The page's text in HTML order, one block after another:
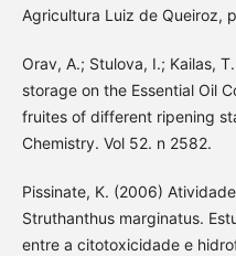
Agricultura Luiz de Queiroz,
Orav, A.; Stulova, I.; Kailas,
storage on the Essential Oil
fruites of different ripening
Chemistry. Vol 52. n 2582.
Pissinate, K. (2006)
Struthanthus marginatus.
entre a citotoxicidade e